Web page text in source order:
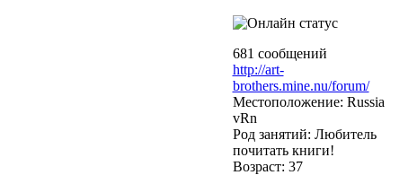
681 сообщений
http://art-
brothers.mine.nu/forum/
Местоположение: Russia
vRn
Род занятий: Любитель
почитать книги!
Возраст: 37